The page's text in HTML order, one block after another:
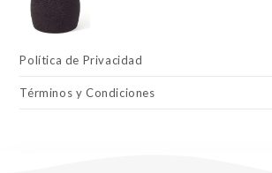
Política de Privacidad
Términos y Condiciones